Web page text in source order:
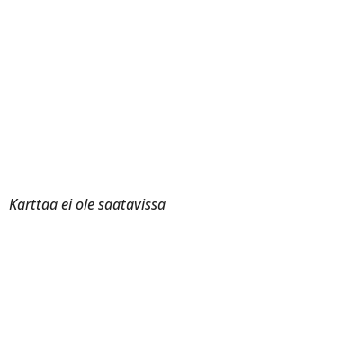
Karttaa ei ole saatavissa